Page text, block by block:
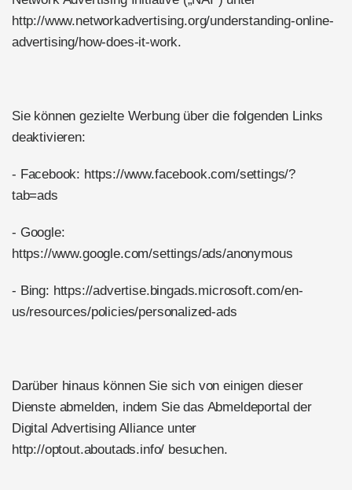
http://www.networkadvertising.org/understanding-online-
advertising/how-does-it-work.
Sie können gezielte Werbung über die folgenden Links
deaktivieren:
- Facebook: https://www.facebook.com/settings/?
tab=ads
- Google:
https://www.google.com/settings/ads/anonymous
- Bing: https://advertise.bingads.microsoft.com/en-
us/resources/policies/personalized-ads
Darüber hinaus können Sie sich von einigen dieser
Dienste abmelden, indem Sie das Abmeldeportal der
Digital Advertising Alliance unter
http://optout.aboutads.info/ besuchen.